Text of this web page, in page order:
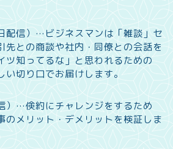
配信）… ビジネスマンは「雑談」セ
先との商談や社内・同僚との会話を
ツ知ってるな」と思われるための
い切り口でお届けします。
）…倹約にチャレンジをするため
のメリット・デメリットを検証しま